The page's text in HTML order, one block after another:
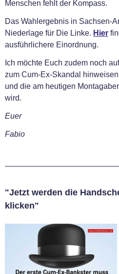
Menschen fehlt der Kompass.
Das Wahlergebnis in Sachsen-
Niederlage für Die Linke. Hier
ausführlichere Einordnung.
Ich möchte Euch zudem noch
zum Cum-Ex-Skandal
und die am heutigen
wird.
Euer
Fabio
"Jetzt werden die
klicken"